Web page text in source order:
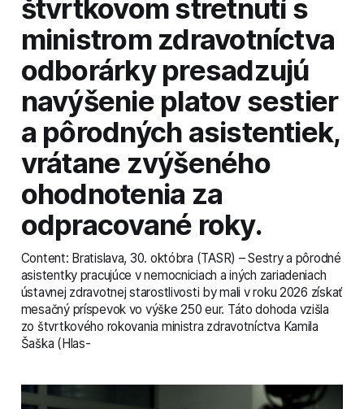
štvrtkovom stretnutí s
ministrom zdravotníctva
odborárky presadzujú
navýšenie platov sestier
a pôrodných asistentiek,
vrátane zvýšeného
ohodnotenia za
odpracované roky.
Content: Bratislava, 30. októbra (TASR) – Sestry a pôrodné
asistentky pracujúce v nemocniciach a iných zariadeniach
ústavnej zdravotnej starostlivosti by mali v roku 2026 získať
mesačný príspevok vo výške 250 eur. Táto dohoda vzišla
zo štvrtkového rokovania ministra zdravotníctva Kamila
Šaška (Hlas-